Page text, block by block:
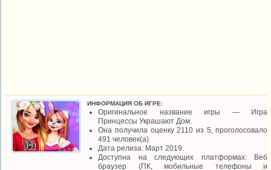
ИНФОРМАЦИЯ ОБ ИГРЕ:
Оригинальное название игры — Игра
Принцессы Украшают Дом.
Она получила оценку 2110 из 5, проголосовало
491 человек(а).
Дата релиза: Март 2019.
Доступна на следующих платформах: Веб
браузер (ПК, мобильные телефоны и